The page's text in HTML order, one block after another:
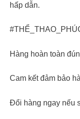
hấp dẫn.
Hàng hoàn toàn
Cam kết đảm bảo
Đổi hàng ngay nếu